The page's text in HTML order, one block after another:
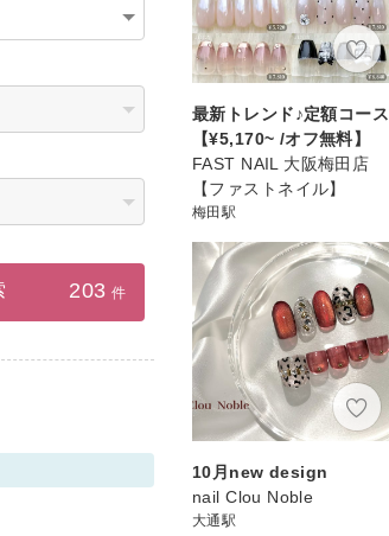
最新トレンド♪定額コース
【¥5,170~ /オフ無料】
FAST NAIL 大阪梅田店
【ファストネイル】
梅田駅
10月new design
nail Clou Noble
大通駅
203 件